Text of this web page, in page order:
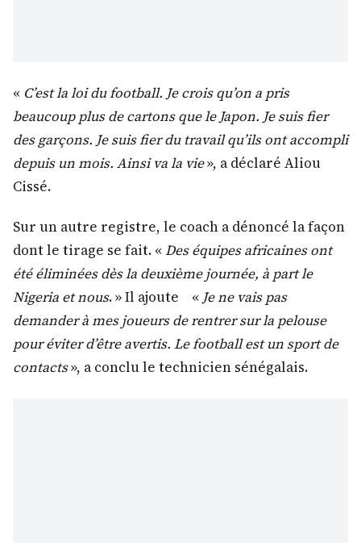
« C’est la loi du football. Je crois qu’on a pris
beaucoup plus de cartons que le Japon. Je suis fier
des garçons. Je suis fier du travail qu’ils ont accompli
depuis un mois. Ainsi va la vie», a déclaré Aliou
Cissé.
Sur un autre registre, le coach a dénoncé la façon
dont le tirage se fait. «Des équipes africaines ont
été éliminées dès la deuxième journée, à part le
Nigeria et nous. » Il ajoute « Je ne vais pas
demander à mes joueurs de rentrer sur la pelouse
pour éviter d’être avertis. Le football est un sport de
contacts», a conclu le technicien sénégalais.